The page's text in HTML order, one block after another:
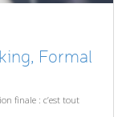
Formal
finale : c’est tout